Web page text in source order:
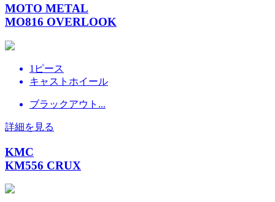
MOTO METAL
MO816 OVERLOOK
1ピース
キャストホイール
ブラックアウト...
詳細を見る
KMC
KM556 CRUX